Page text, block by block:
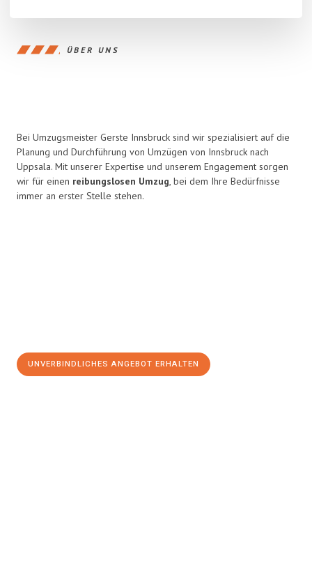
ÜBER UNS
Bei Umzugsmeister Gerste Innsbruck sind wir spezialisiert auf die
Planung und Durchführung von Umzügen von Innsbruck nach
Uppsala. Mit unserer Expertise und unserem Engagement sorgen
wir für einen reibungslosen Umzug, bei dem Ihre Bedürfnisse
immer an erster Stelle stehen.
UNVERBINDLICHES ANGEBOT ERHALTEN